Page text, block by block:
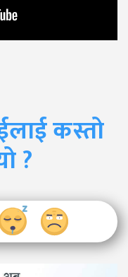
कस्तो
?